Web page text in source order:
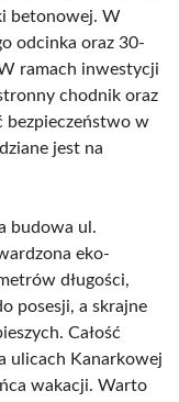
betonowej. W
odcinka oraz 30-
ramach inwestycji
chodnik oraz
bezpieczeństwo w
jest na
budowa ul.
eko-
długości,
posesji, a skrajne
Całość
ulicach Kanarkowej
wakacji. Warto